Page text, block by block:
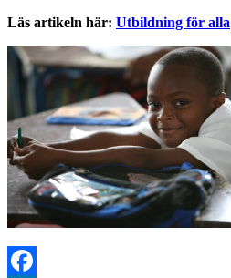
Läs artikeln här: Utbildning för alla